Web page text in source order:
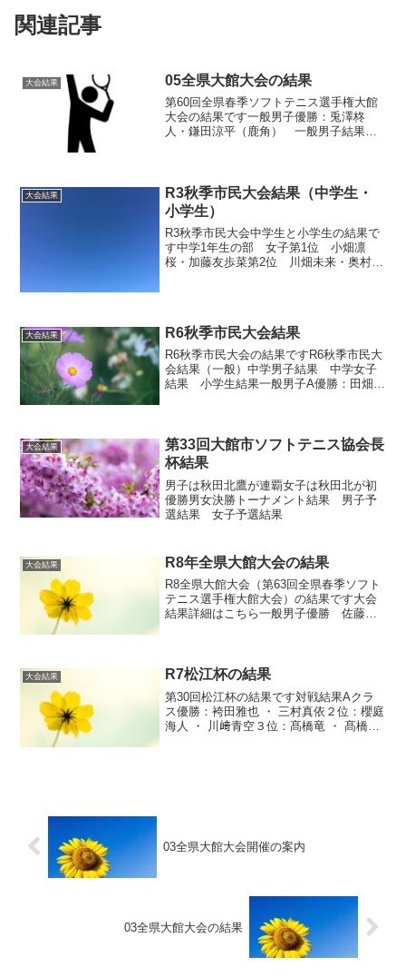
関連記事
大会結果 05全県大館大会の結果
第60回全県春季ソフトテニス選手権大館
大会の結果です一般男子優勝：兎澤柊
人・鎌田涼平（鹿角） 一般男子結果一
果45男子優勝：伊藤...
大会結果
R3秋季市民大会結果（中学生・
小学生）
R3秋季市民大会中学生と小学生の結果で
す中学1年生の部 女子第1位 小畑凛
桜・加藤友歩菜第2位 川畑未来・奥村結
大会結果 R6秋季市民大会結果
R6秋季市民大会の結果ですR6秋季市民大
会結果（一般）中学男子結果 中学女子
結果 小学生結果一般男子A優勝：田畑壮
ラブ/大館レデ...
大会結果
第33回大館市ソフトテニス協会長
杯結果
男子は秋田北鷹が連覇女子は秋田北が初
優勝男女決勝トーナメント結果 男子予
選結果 女子予選結果
大会結果 R8年全県大館大会の結果
R8全県大館大会（第63回全県春季ソフト
テニス選手権大館大会）の結果です大会
結果詳細はこちら一般男子優勝 佐藤大
柏谷 愛...
大会結果 R7松江杯の結果
第30回松江杯の結果です対戦結果Aクラ
ス優勝：袴田雅也 ・ 三村真依２位：櫻庭
海人 ・ 川﨑青空３位：髙橋竜 ・ 髙橋遥
03全県大館大会開催の案内
03全県大館大会の結果